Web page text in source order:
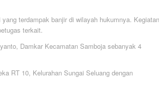
terdampak banjir di wilayah hukumnya. Kegiatan
terkait.
Damkar Kecamatan Samboja sebanyak 4
RT 10, Kelurahan Sungai Seluang dengan